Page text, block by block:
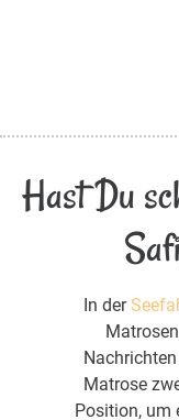
Hast Du
In der
Matrose
Position, um